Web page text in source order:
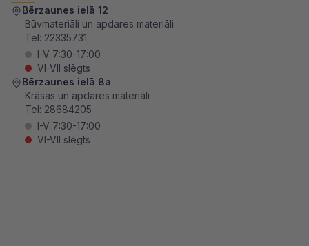
Bērzaunes ielā 12
Būvmateriāli un apdares materiāli
Tel: 22335731
I-V 7:30-17:00
VI-VII slēgts
Bērzaunes ielā 8a
Krāsas un apdares materiāli
Tel: 28684205
I-V 7:30-17:00
VI-VII slēgts